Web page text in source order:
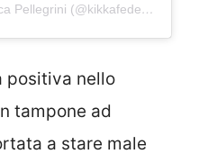
Un post condiviso da Federica Pellegrini (@kikkafede88)
positiva nello
tampone ad
a stare male